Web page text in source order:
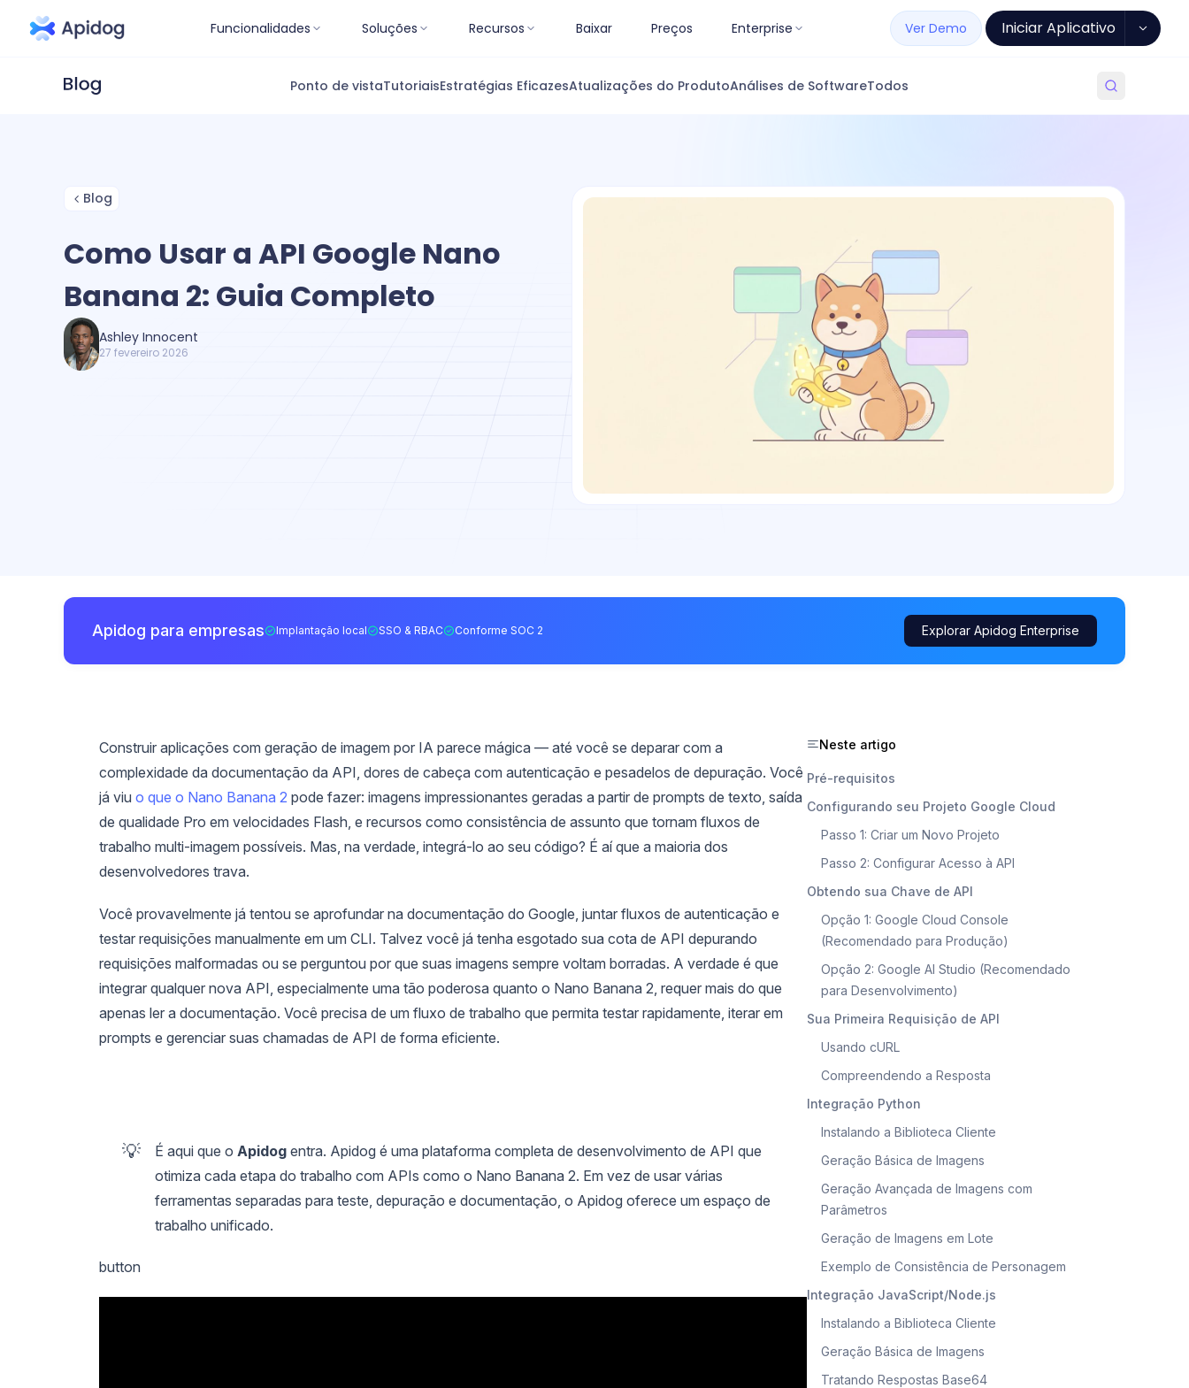
Funcionalidades Soluções Recursos Baixar Preços Enterprise Ver Demo Iniciar Aplicativo
Ponto de vistaTutoriaisEstratégias EficazesAtualizações do ProdutoAnálises de SoftwareTodos
Blog
Como Usar a API Google Nano
Banana 2: Guia Completo
Ashley Innocent
27 fevereiro 2026
Apidog para empresas Implantação local SSO & RBAC Conforme SOC 2 Explorar Apidog Enterprise
Construir aplicações com geração de imagem por IA parece mágica — até você se deparar com a
complexidade da documentação da API, dores de cabeça com autenticação e pesadelos de depuração. Você
já viu o que o Nano Banana 2 pode fazer: imagens impressionantes geradas a partir de prompts de texto, saída
de qualidade Pro em velocidades Flash, e recursos como consistência de assunto que tornam fluxos de
trabalho multi-imagem possíveis. Mas, na verdade, integrá-lo ao seu código? É aí que a maioria dos
desenvolvedores trava.
Você provavelmente já tentou se aprofundar na documentação do Google, juntar fluxos de autenticação e
testar requisições manualmente em um CLI. Talvez você já tenha esgotado sua cota de API depurando
requisições malformadas ou se perguntou por que suas imagens sempre voltam borradas. A verdade é que
integrar qualquer nova API, especialmente uma tão poderosa quanto o Nano Banana 2, requer mais do que
apenas ler a documentação. Você precisa de um fluxo de trabalho que permita testar rapidamente, iterar em
prompts e gerenciar suas chamadas de API de forma eficiente.
💡 É aqui que o Apidog entra. Apidog é uma plataforma completa de desenvolvimento de API que
otimiza cada etapa do trabalho com APIs como o Nano Banana 2. Em vez de usar várias
ferramentas separadas para teste, depuração e documentação, o Apidog oferece um espaço de
trabalho unificado.
button
Neste artigo
Pré-requisitos
Configurando seu Projeto Google Cloud
Passo 1: Criar um Novo Projeto
Passo 2: Configurar Acesso à API
Obtendo sua Chave de API
Opção 1: Google Cloud Console
(Recomendado para Produção)
Opção 2: Google AI Studio (Recomendado
para Desenvolvimento)
Sua Primeira Requisição de API
Usando cURL
Compreendendo a Resposta
Integração Python
Instalando a Biblioteca Cliente
Geração Básica de Imagens
Geração Avançada de Imagens com
Parâmetros
Geração de Imagens em Lote
Exemplo de Consistência de Personagem
Integração JavaScript/Node.js
Instalando a Biblioteca Cliente
Geração Básica de Imagens
Tratando Respostas Base64